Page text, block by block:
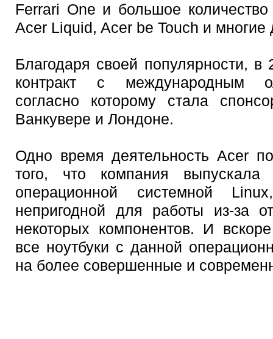
Ferrari One и большое
Acer Liquid, Acer be Touch и многие
Благодаря своей популярности, в
контракт с международным
согласно которому стала
Ванкувере и Лондоне.
Одно время деятельность Acer
того, что компания
операционной системной
непригодной для работы из-за
некоторых компонентов. И
все ноутбуки с данной
на более совершенные и